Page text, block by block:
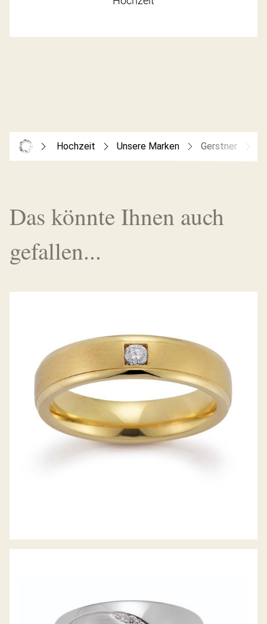
Hochzeit Unsere Marken Gerstner
Das könnte Ihnen auch
gefallen...
GERSTNER TRAURINGE
GERSTNER TRAURINGE